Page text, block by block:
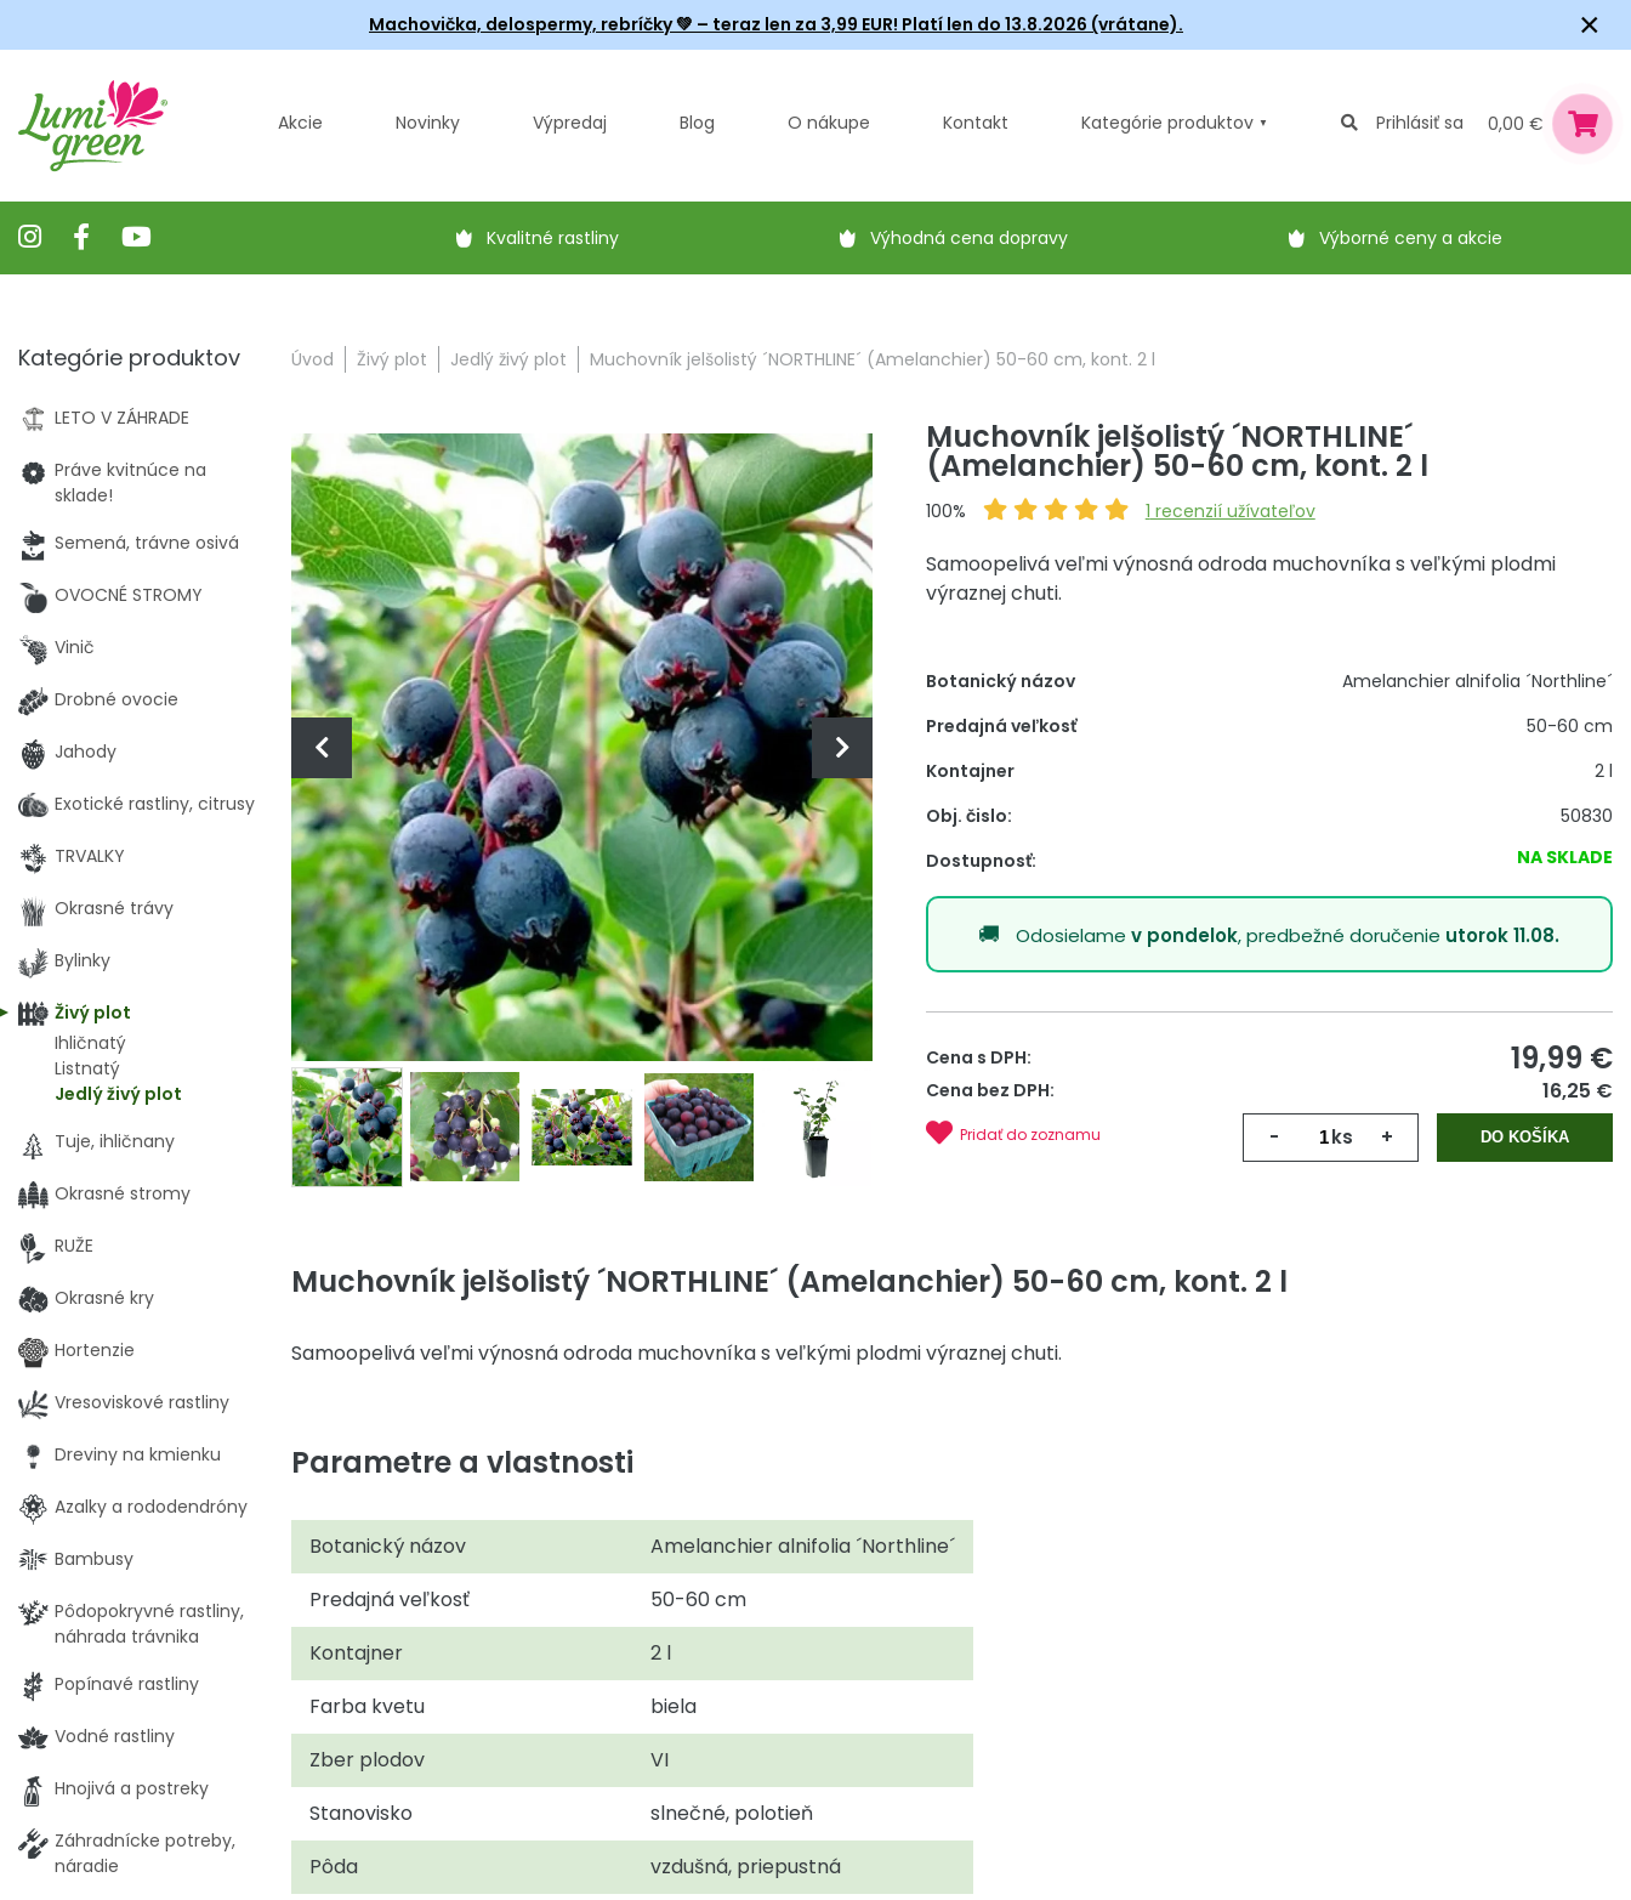
Machovička, delospermy, rebríčky💚 – teraz len za 3,99 EUR! Platí len do 13.8.2026 (vrátane). ×
Akcie Novinky Výpredaj Blog O nákupe Kontakt Kategórie produktov Prihlásiť sa 0,00 €
Kvalitné rastliny Výhodná cena dopravy Výborné ceny a akcie
Úvod Živý plot Jedlý živý plot Muchovník jelšolistý ´NORTHLINE´ (Amelanchier) 50-60 cm, kont. 2 l
Muchovník jelšolistý ´NORTHLINE´
(Amelanchier) 50-60 cm, kont. 2 l
100% 1 recenzií užívateľov
Samoopelivá veľmi výnosná odroda muchovníka s veľkými plodmi
výraznej chuti.
Botanický názov
Amelanchier alnifolia ´Northline´
Predajná veľkosť
50-60 cm
Kontajner
2 l
Obj. čislo:
50830
Dostupnosť:
NA SKLADE
Odosielamev pondelok, predbežné doručenie utorok 11.08.
Cena s DPH: 19,99 €
Cena bez DPH: 16,25 €
- ks + DO KOŠÍKA
Pridať do zoznamu
Muchovník jelšolistý ´NORTHLINE´ (Amelanchier) 50-60 cm, kont. 2 l
Samoopelivá veľmi výnosná odroda muchovníka s veľkými plodmi výraznej chuti.
Parametre a vlastnosti
Botanický názov
Amelanchier alnifolia ´Northline´
Predajná veľkosť
50-60 cm
Kontajner
2 l
Farba kvetu
biela
Zber plodov
VI
Stanovisko
slnečné, polotieň
Pôda
vzdušná, priepustná
Kategórie produktov
LETO V ZÁHRADE
Práve kvitnúce na
sklade!
Semená, trávne osivá
OVOCNÉ STROMY
Vinič
Drobné ovocie
Jahody
Exotické rastliny, citrusy
TRVALKY
Okrasné trávy
Bylinky
Živý plot
Ihličnatý
Listnatý
Jedlý živý plot
Tuje, ihličnany
Okrasné stromy
RUŽE
Okrasné kry
Hortenzie
Vresoviskové rastliny
Dreviny na kmienku
Azalky a rododendróny
Bambusy
Pôdopokryvné rastliny,
náhrada trávnika
Popínavé rastliny
Vodné rastliny
Hnojivá a postreky
Záhradnícke potreby,
náradie